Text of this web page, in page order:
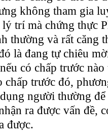
không tham gia
trí mà chứng thực
thường và rất căng
là đang tự chiêu
có chấp trước
trước đó,
người thường
ra được vấn đề,
được.